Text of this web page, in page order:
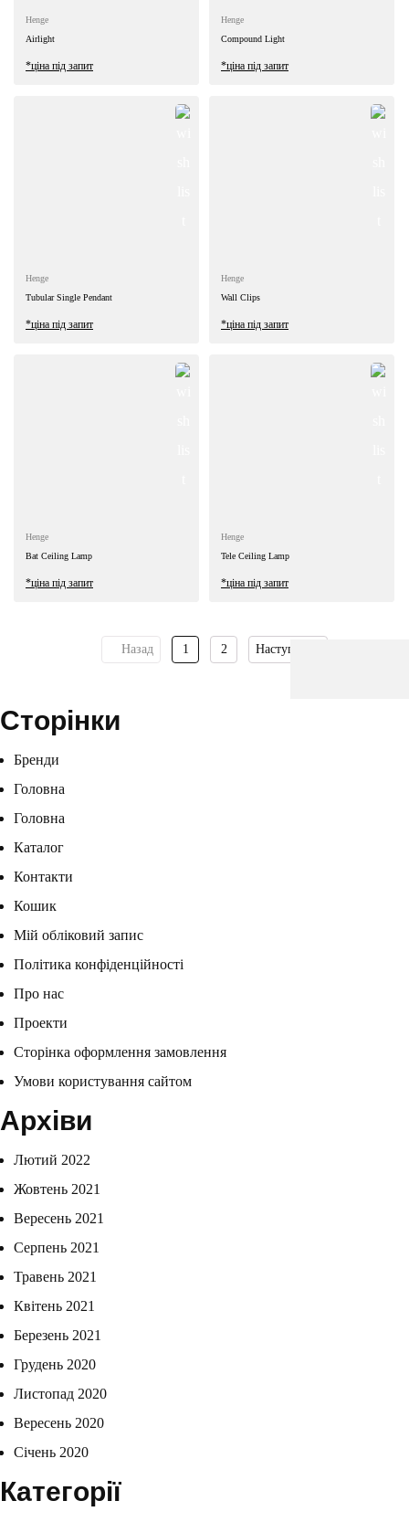
Henge
Airlight
*ціна під запит
Henge
Compound Light
*ціна під запит
Henge
Tubular Single Pendant
*ціна під запит
Henge
Wall Clips
*ціна під запит
Henge
Bat Ceiling Lamp
*ціна під запит
Henge
Tele Ceiling Lamp
*ціна під запит
Назад 1 2 Наступна
Сторінки
Бренди
Головна
Головна
Каталог
Контакти
Кошик
Мій обліковий запис
Політика конфіденційності
Про нас
Проекти
Сторінка оформлення замовлення
Умови користування сайтом
Архіви
Лютий 2022
Жовтень 2021
Вересень 2021
Серпень 2021
Травень 2021
Квітень 2021
Березень 2021
Грудень 2020
Листопад 2020
Вересень 2020
Січень 2020
Категорії